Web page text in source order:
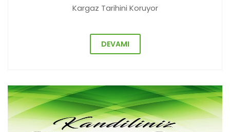
Kargaz Tarihini Koruyor
DEVAMI